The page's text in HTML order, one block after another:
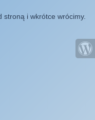
stroną i wkrótce wrócimy.